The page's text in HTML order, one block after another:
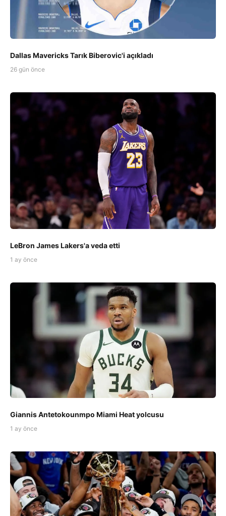
Dallas Mavericks Tarık Biberovic'i açıkladı
26 gün önce
LeBron James Lakers'a veda etti
1 ay önce
Giannis Antetokounmpo Miami Heat yolcusu
1 ay önce